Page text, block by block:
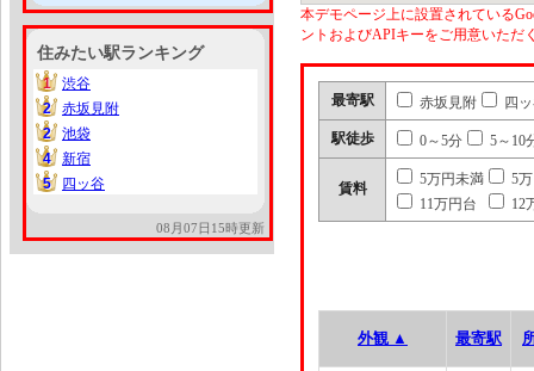
住みたい駅ランキング
1
1
渋谷
2
2
赤坂見附
2
2
池袋
4
4
新宿
5
5 四ッ谷
08月07日15時更新
本デモページ上に設置されている
ントおよびAPIキーをご用意いただ
最寄駅 赤坂見附 四
駅徒歩 0～5分 5～10
賃料
5万円未満
5
11万円台
12
外観 ▲ 最寄駅